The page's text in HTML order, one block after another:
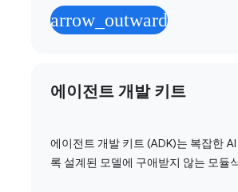
arrow_outward
에이전트 개발 키트
에이전트 개발 키트 (ADK)는 복잡한
록 설계된 모델에 구애받지 않는 모듈